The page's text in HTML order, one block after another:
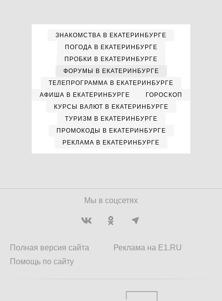
ЗНАКОМСТВА В ЕКАТЕРИНБУРГЕ
ПОГОДА В ЕКАТЕРИНБУРГЕ
ПРОБКИ В ЕКАТЕРИНБУРГЕ
ФОРУМЫ В ЕКАТЕРИНБУРГЕ
ТЕЛЕПРОГРАММА В ЕКАТЕРИНБУРГЕ
АФИША В ЕКАТЕРИНБУРГЕ
ГОРОСКОП
КУРСЫ ВАЛЮТ В ЕКАТЕРИНБУРГЕ
ТУРИЗМ В ЕКАТЕРИНБУРГЕ
ПРОМОКОДЫ В ЕКАТЕРИНБУРГЕ
РЕКЛАМА В ЕКАТЕРИНБУРГЕ
Мы в соцсетях
Полная версия сайта
Помощь по сайту
Реклама на E1.RU